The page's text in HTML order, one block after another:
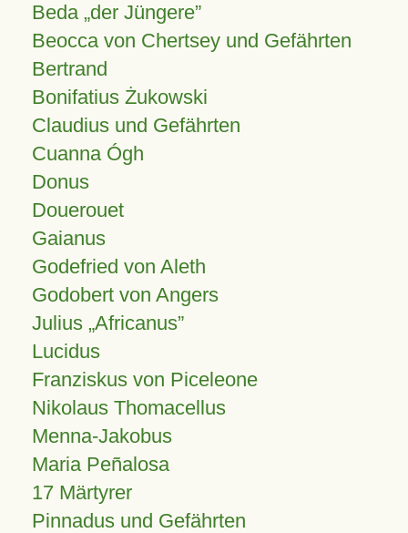
Beda „der Jüngere”
Beocca von Chertsey und Gefährten
Bertrand
Bonifatius Żukowski
Claudius und Gefährten
Cuanna Ógh
Donus
Douerouet
Gaianus
Godefried von Aleth
Godobert von Angers
Julius Africanus
Lucidus
Franziskus von Piceleone
Nikolaus Thomacellus
Menna-Jakobus
Maria Peñalosa
17 Märtyrer
Pinnadus und Gefährten